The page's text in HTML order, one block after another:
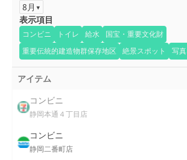
8月
表示項目
コンビニ トイレ 給水
国宝・重要文化財
重要伝統的建造物群保存地区
絶景スポット 写真
アイテム
コンビニ
静岡本通４丁目店
コンビニ
静岡二番町店